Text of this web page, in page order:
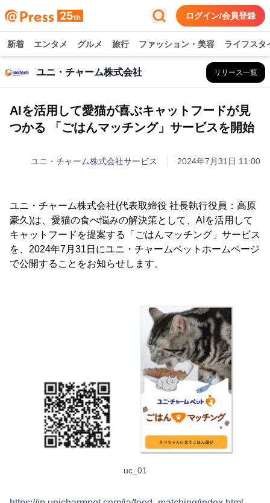
ログイン/会員登録
新着 エンタメ グルメ 旅行 ファッション・美容 ライフスタ
ユニ・チャーム株式会社 リリース一覧
AIを活用して愛猫が喜ぶキャットフードが見
つかる 「ごはんマッチング」サービスを開始
ユニ・チャーム株式会社サービス 2024年7月31日 11:00
ユニ・チャーム株式会社(代表取締役 社長執行役員：高原
豪久)は、愛猫の食べ悩みの解決策として、AIを活用して
キャットフードを提案する「ごはんマッチング」サービス
を、2024年7月31日にユニ・チャームペットホームページ
で公開することをお知らせします。
uc_01